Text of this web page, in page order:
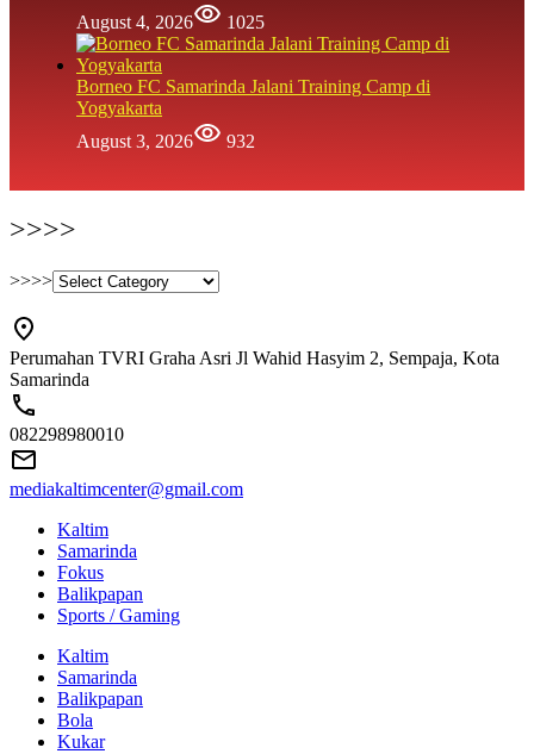
August 4, 2026
1025
Borneo FC Samarinda Jalani Training Camp di
Yogyakarta
August 3, 2026
932
>>>>
>>>>
Perumahan TVRI Graha Asri Jl Wahid Hasyim 2, Sempaja, Kota
Samarinda
082298980010
mediakaltimcenter@gmail.com
Kaltim
Samarinda
Fokus
Balikpapan
Sports / Gaming
Kaltim
Samarinda
Balikpapan
Bola
Kukar